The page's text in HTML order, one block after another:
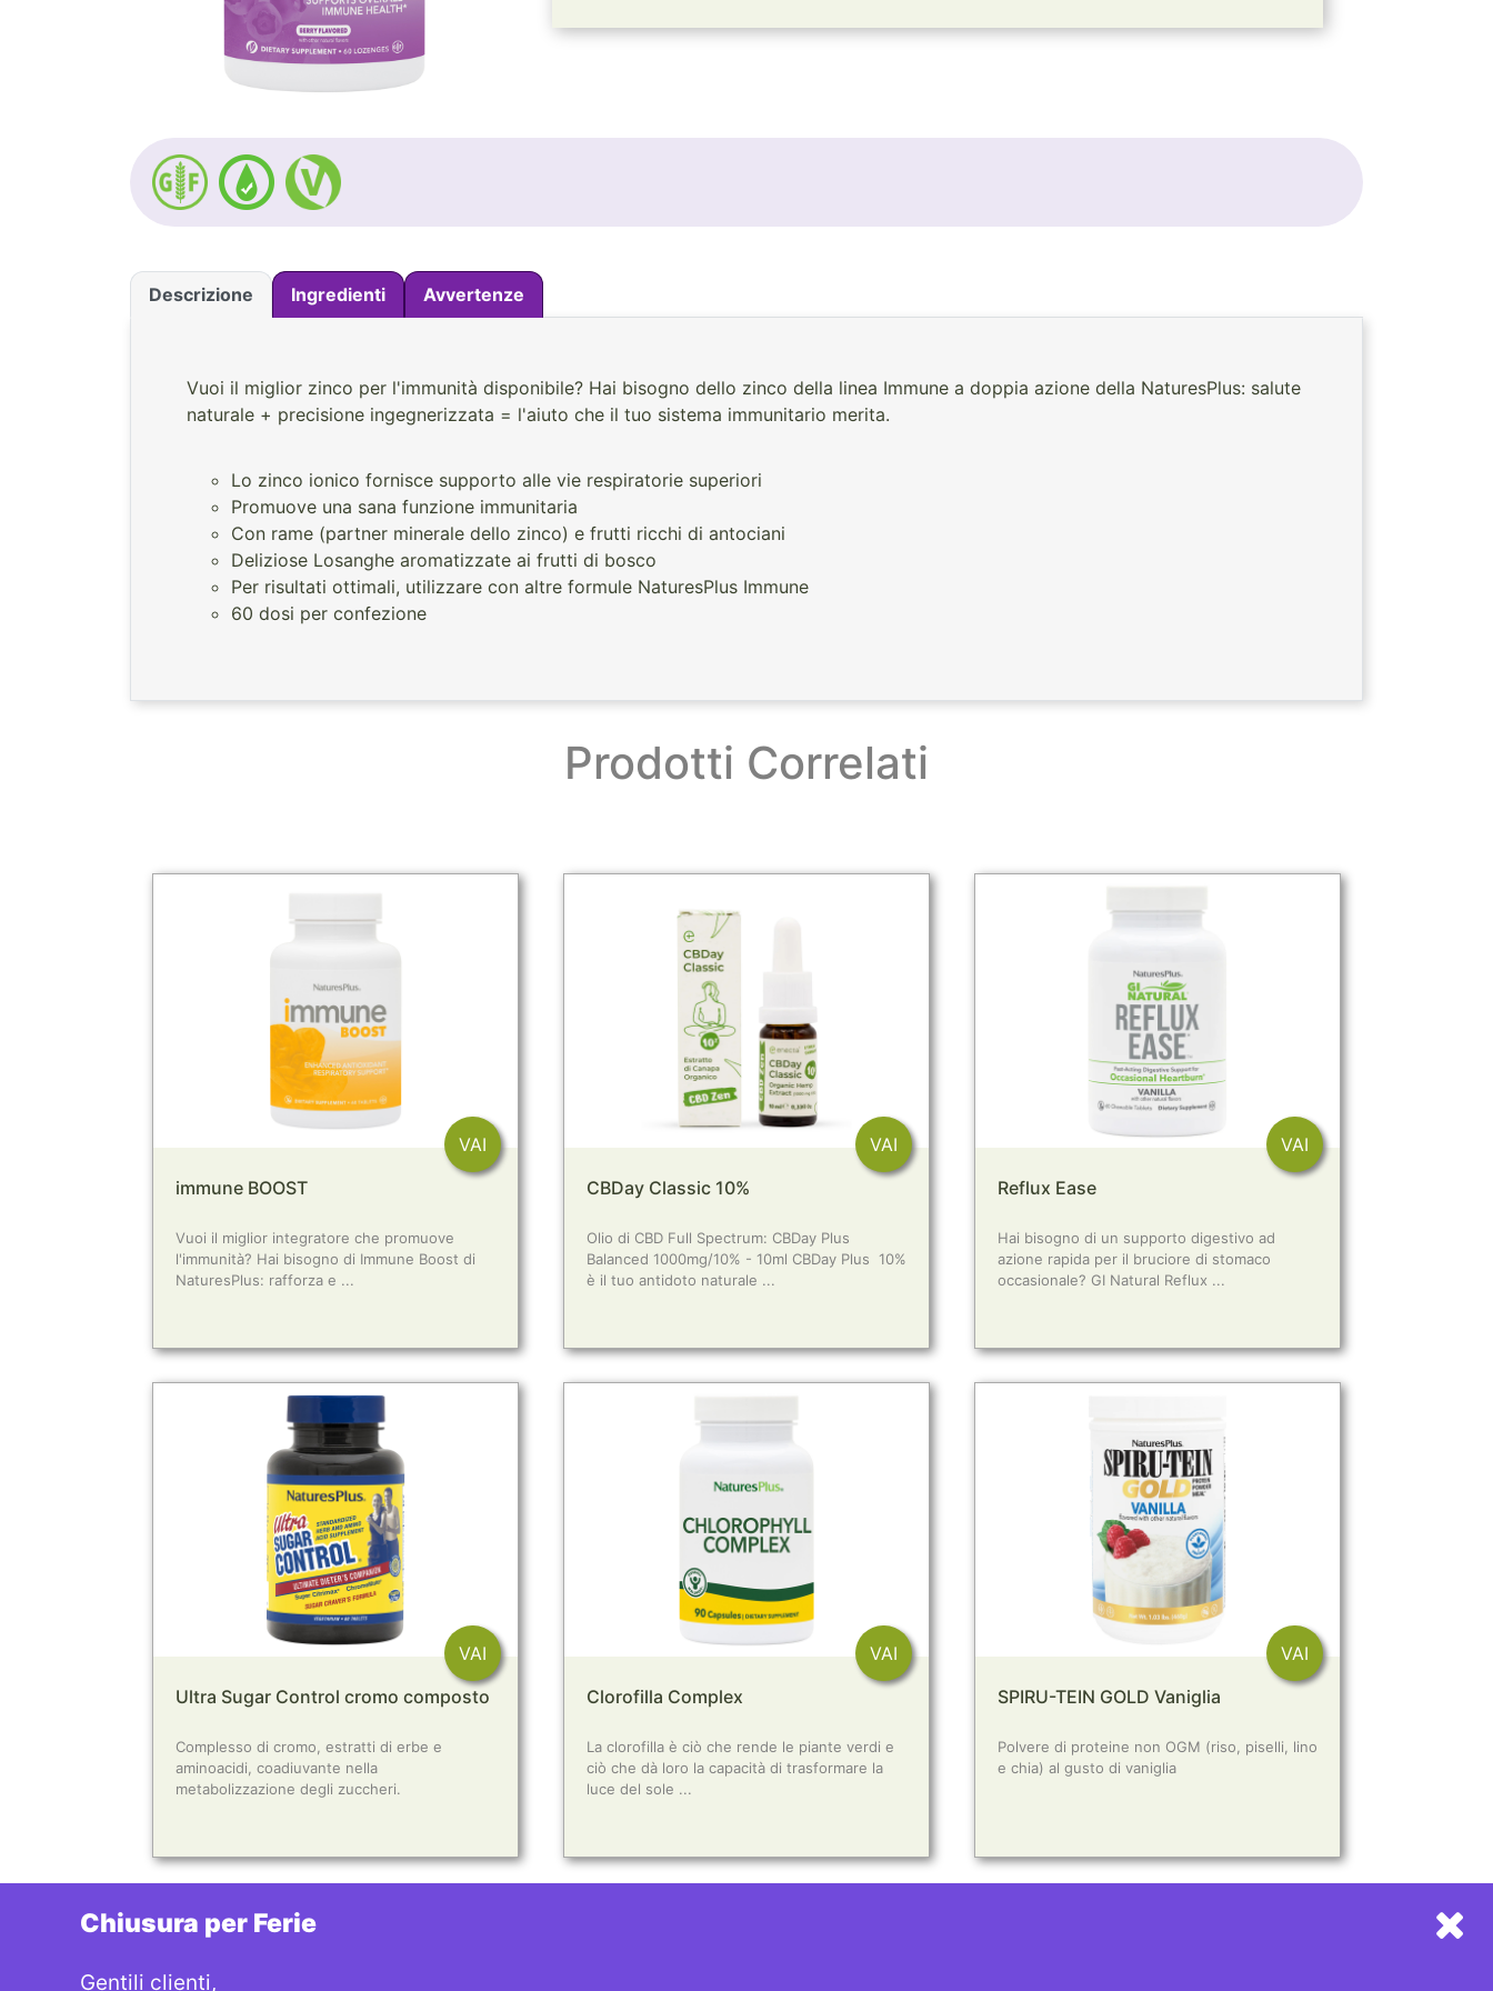
Descrizione Ingredienti Avvertenze
Vuoi il miglior zinco per l'immunità disponibile? Hai bisogno dello zinco della linea Immune a doppia azione della NaturesPlus: salute
naturale + precisione ingegnerizzata = l'aiuto che il tuo sistema immunitario merita.
Lo zinco ionico fornisce supporto alle vie respiratorie superiori
Promuove una sana funzione immunitaria
Con rame (partner minerale dello zinco) e frutti ricchi di antociani
Deliziose Losanghe aromatizzate ai frutti di bosco
Per risultati ottimali, utilizzare con altre formule NaturesPlus Immune
60 dosi per confezione
Prodotti Correlati
VAI
immune BOOST
Vuoi il miglior integratore che promuove
l'immunità? Hai bisogno di Immune Boost di
NaturesPlus: rafforza e ...
VAI
CBDay Classic 10%
Olio di CBD Full Spectrum: CBDay Plus
Balanced 1000mg/10% - 10ml CBDay Plus 10%
è il tuo antidoto naturale ...
VAI
Reflux Ease
Hai bisogno di un supporto digestivo ad
azione rapida per il bruciore di stomaco
occasionale? GI Natural Reflux ...
VAI
Ultra Sugar Control cromo composto
Complesso di cromo, estratti di erbe e
aminoacidi, coadiuvante nella
metabolizzazione degli zuccheri.
VAI
Clorofilla Complex
La clorofilla è ciò che rende le piante verdi e
ciò che dà loro la capacità di trasformare la
luce del sole ...
VAI
SPIRU-TEIN GOLD Vaniglia
Polvere di proteine non OGM (riso, piselli, lino
e chia) al gusto di vaniglia
Chiusura per Ferie
Gentili clienti,